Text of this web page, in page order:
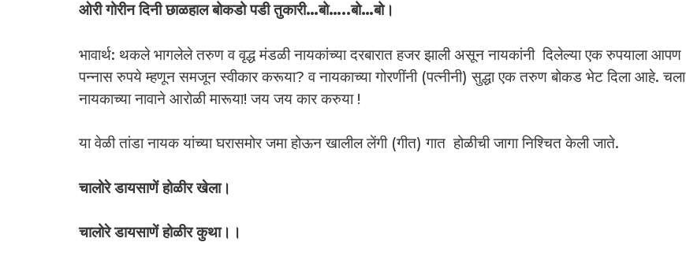
ओरी गोरीन दिनी छाळहाल बोकडो पडी तुकारी…बो…..बो…बो।
भावार्थ: थकले भागलेले तरुण व वृद्ध मंडळी नायकांच्या दरबारात हजर झाली असून नायकांनी दिलेल्या एक रुपयाला आपण
पन्नास रुपये म्हणून समजून स्वीकार करूया? व नायकाच्या गोरणींनी (पत्नीनी) सुद्धा एक तरुण बोकड भेट दिला आहे. चला
नायकाच्या नावाने आरोळी मारूया! जय जय कार करुया !
या वेळी तांडा नायक यांच्या घरासमोर जमा होऊन खालील लेंगी (गीत) गात होळीची जागा निश्चित केली जाते.
चालोरे डायसाणें होळीर खेला।
चालोरे डायसाणें होळीर कुथा।।